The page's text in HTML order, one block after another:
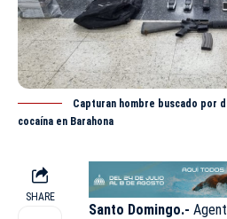
Capturan hombre buscado por
cocaína en Barahona
SHARE
Santo Domingo.-